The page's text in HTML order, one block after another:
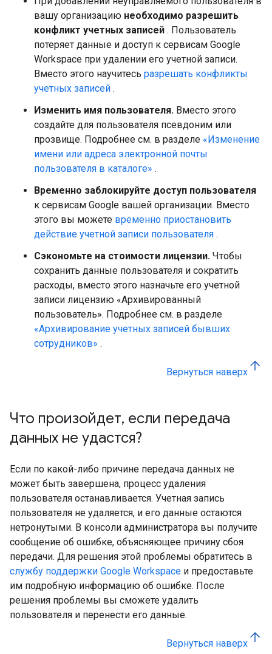
вашу организацию необходимо разрешить
конфликт учетных записей . Пользователь
потеряет данные и доступ к сервисам Google
Workspace при удалении его учетной записи.
Вместо этого научитесь разрешать конфликты
учетных записей .
Изменить имя пользователя. Вместо этого
создайте для пользователя псевдоним или
прозвище. Подробнее см. в разделе «Изменение
имени или адреса электронной почты
пользователя в каталоге» .
Временно заблокируйте доступ пользователя
к сервисам Google вашей организации. Вместо
этого вы можете временно приостановить
действие учетной записи пользователя .
Сэкономьте на стоимости лицензии. Чтобы
сохранить данные пользователя и сократить
расходы, вместо этого назначьте его учетной
записи лицензию «Архивированный
пользователь». Подробнее см. в разделе
«Архивирование учетных записей бывших
сотрудников» .
Вернуться наверх
Что произойдет, если передача
данных не удастся?
Если по какой-либо причине передача данных не
может быть завершена, процесс удаления
пользователя останавливается. Учетная запись
пользователя не удаляется, и его данные остаются
нетронутыми. В консоли администратора вы получите
сообщение об ошибке, объясняющее причину сбоя
передачи. Для решения этой проблемы обратитесь в
службу поддержки Google Workspace и предоставьте
им подробную информацию об ошибке. После
решения проблемы вы сможете удалить
пользователя и перенести его данные.
Вернуться наверх